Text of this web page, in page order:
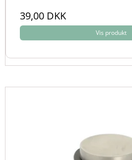
39,00 DKK
Vis produkt